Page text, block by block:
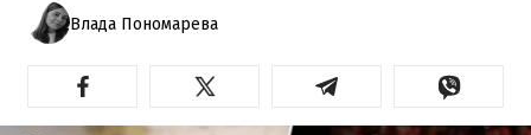
Влада Пономарева